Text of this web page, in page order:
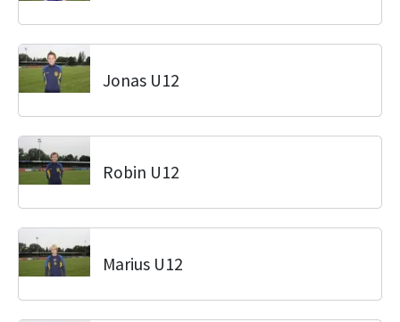
Jonas U12
Robin U12
Marius U12